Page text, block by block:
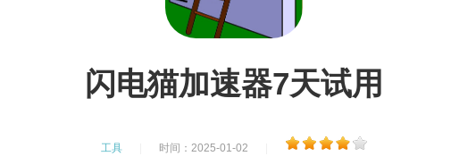
闪电猫加速器7天试用
工具 时间：2025-01-02